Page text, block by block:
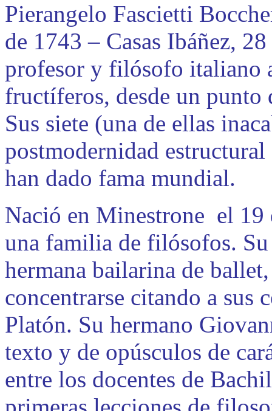
Pierangelo Fascietti
de 1743 – Casas Ibáñez,
profesor y filósofo italiano
fructíferos, desde un punto
Sus siete (una de ellas
postmodernidad
han dado fama mundial.
Nació en Minestrone el 19
una familia de filósofos.
hermana bailarina de
concentrarse citando a sus
Platón. Su hermano
texto y de opúsculos de
entre los docentes de